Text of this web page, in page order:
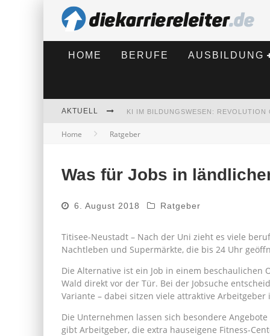
HOME BERUFE AUSBILDUNG
AKTUELL
BEWERBEN 2026: WAS SICH
Home Ratgeber
Was für Jobs in
6. August 2018 Ratgeber
Titisee-Neustadt – Nach der Uni zieht es viele
Nachtleben und Supermärkte, die bis 24 Uhr
Die Alternative ist ein Job in einem
Wald direkt vor der Tür. Bei der Jobsuche
Variante – dabei sitzen viele attraktive Arbeitgeber
Die Unternehmen lassen sich besondere
gibt Arbeitgeber, die extra hauseigene Fitness-